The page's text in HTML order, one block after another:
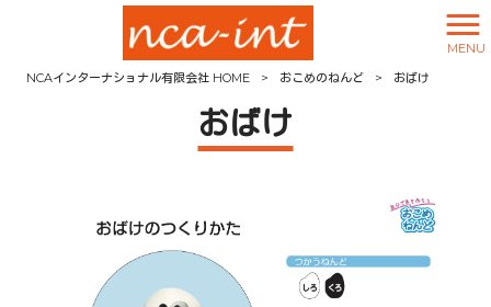
MENU
NCAインターナショナル有限会社 HOME
> おこめのねんど > おばけ
おばけ